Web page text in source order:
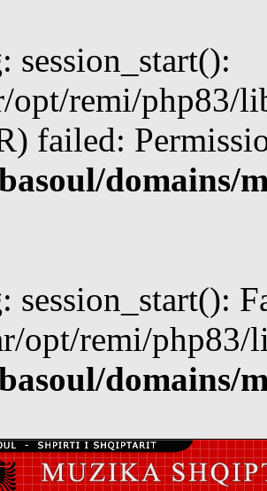
: session_start():
opt/remi/php83/
failed:
domains/
: session_start():
opt/remi/php83/
domains/